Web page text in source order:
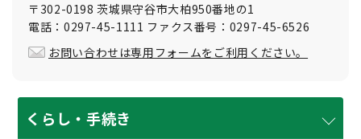
〒302-0198 茨城県守谷市大柏950番地の1
電話：0297-45-1111 ファクス番号：0297-45-6526
お問い合わせは専用フォームをご利用ください。
くらし・手続き